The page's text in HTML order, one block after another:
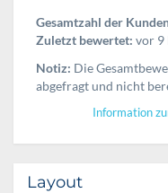
Gesamtzahl der
Zuletzt bewertet: vor 9
Notiz: Die
abgefragt und nicht
Information
Layout